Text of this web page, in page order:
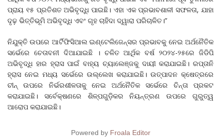
ପ୍ରାୟ ୧୫ ପ୍ରତିଶତ ଅଭିବୃଦ୍ଧି ପାଇଛି। ଏହା ଏକ ପ୍ରଭାବଶାଳୀ ସଫଳତା, ଯାହା
ଦୃଢ଼ ଭିତ୍ତିଭୂମି ଅଭିବୃଦ୍ଧି ଏବଂ ଗୃହ ଚାହିଦା ଦ୍ୱାରା ପରିଚାଳିତ।”
ନିଯୁକ୍ତି ଉପରେ ଆର୍ଟିଫିସିଆଲ ଇଣ୍ଟେଲିଜେନ୍ସର ପ୍ରଭାବକୁ ନେଇ ଅର୍ଥନୈତିକ
ସର୍ଭେରେ ଚେତାବନୀ ଦିଆଯାଇଛି । ଚଳିତ ଆର୍ଥିକ ବର୍ଷ ୨୦୨୪-୨୫ରେ ଜିଡିପି
ଅଭିବୃଦ୍ଧି ହାର ହ୍ରାସ ପାଇଁ ବାହ୍ୟ ଚ୍ୟାଲେଞ୍ଜକୁ ଦାୟୀ କରାଯାଇଛି। ରପ୍ତାନି
ହ୍ରାସ ନେଇ ମଧ୍ୟ ସର୍ଭେରେ ଉଲ୍ଲେଖ କରାଯାଇଛି। ଉତ୍ପାଦନ କ୍ଷେତ୍ରରେ
ଚୀନ୍ ଉପରେ ନିର୍ଭରଶୀଳତାକୁ ନେଇ ଅର୍ଥନୈତିକ ସର୍ଭେରେ ଚିନ୍ତା ପ୍ରକଟ
କରାଯାଇଛି। ସର୍ବେକ୍ଷଣରେ ଶିଳ୍ପଗୁଡ଼ିକର ନିୟନ୍ତ୍ରଣ ଉପରେ ଗୁରୁତ୍ୱ
ଆରୋପ କରାଯାଇଛି।
Powered by Froala Editor